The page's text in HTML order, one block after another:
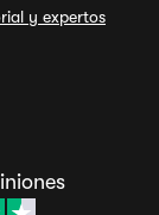
y expertos